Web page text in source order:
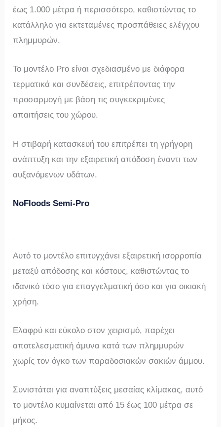
έως 1.000 μέτρα ή περισσότερο, καθιστώντας το
κατάλληλο για εκτεταμένες προσπάθειες ελέγχου
πλημμυρών.
Το μοντέλο Pro είναι σχεδιασμένο με διάφορα
τερματικά και συνδέσεις, επιτρέποντας την
προσαρμογή με βάση τις συγκεκριμένες
απαιτήσεις του χώρου.
Η στιβαρή κατασκευή του επιτρέπει τη γρήγορη
ανάπτυξη και την εξαιρετική απόδοση έναντι των
αυξανόμενων υδάτων.
NoFloods Semi-Pro
Αυτό το μοντέλο επιτυγχάνει εξαιρετική ισορροπία
μεταξύ απόδοσης και κόστους, καθιστώντας το
ιδανικό τόσο για επαγγελματική όσο και για οικιακή
χρήση.
Ελαφρύ και εύκολο στον χειρισμό, παρέχει
αποτελεσματική άμυνα κατά των πλημμυρών
χωρίς τον όγκο των παραδοσιακών σακιών άμμου.
Συνιστάται για αναπτύξεις μεσαίας κλίμακας, αυτό
το μοντέλο κυμαίνεται από 15 έως 100 μέτρα σε
μήκος.